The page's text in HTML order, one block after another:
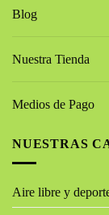
Blog
Nuestra Tienda
Medios de Pago
NUESTRAS
Aire libre y